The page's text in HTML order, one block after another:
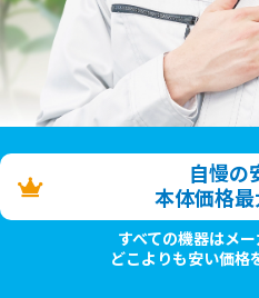
自慢の
本体価格
すべての機器はメー
どこよりも安い価格